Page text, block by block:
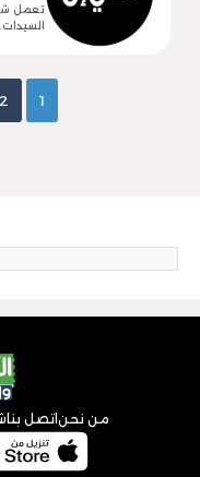
تعمل
1
2
من نحن اتصل بنا